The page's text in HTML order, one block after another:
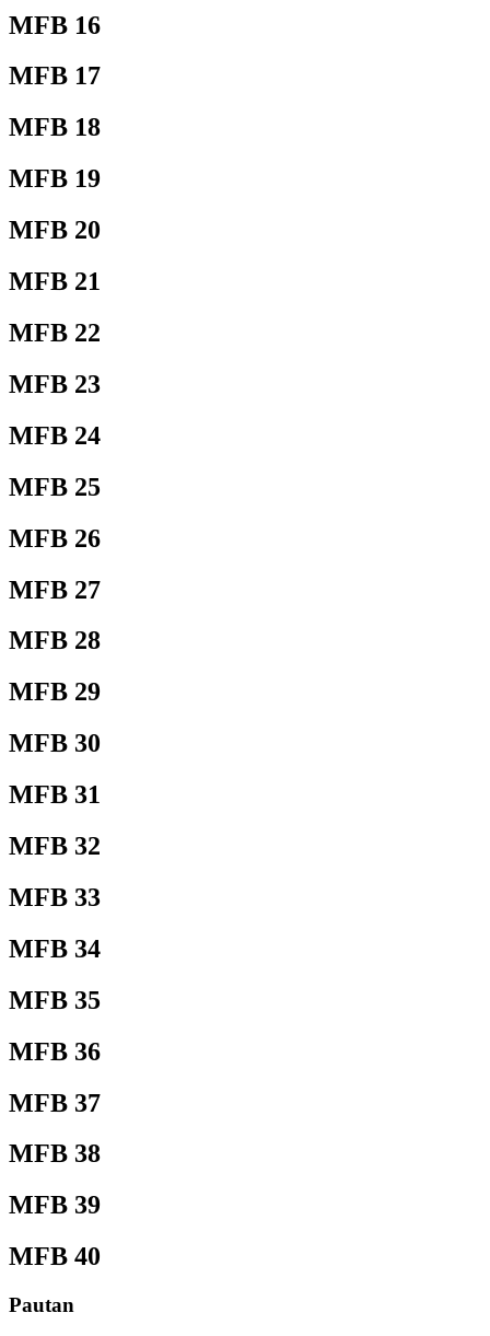
MFB 16
MFB 17
MFB 18
MFB 19
MFB 20
MFB 21
MFB 22
MFB 23
MFB 24
MFB 25
MFB 26
MFB 27
MFB 28
MFB 29
MFB 30
MFB 31
MFB 32
MFB 33
MFB 34
MFB 35
MFB 36
MFB 37
MFB 38
MFB 39
MFB 40
Pautan